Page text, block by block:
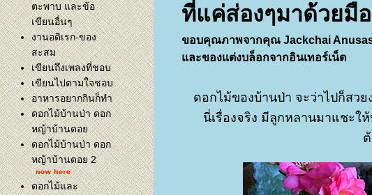
ตะพาบ และข้อ
เขียนอื่นๆ
งานอดิเรก-ของ
สะสม
เขียนถึงเพลงที่ชอบ
เขียนไปตามใจชอบ
อาหารอยากกินก็ทำ
ดอกไม้บ้านป่า ดอก
หญ้าบ้านดอ
ดอกไม้บ้านป่า ดอก
หญ้าบ้านดอย 2
ดอกไม้และ
ที่แค่ส่องๆมาด้วยมื
ขอบคุณภาพจากคุณ Jackchai
ละของแต่งบล็อกจากอินเทอร์เน็ต
ดอกไม้ของบ้านป่า จะว่าไปก็สว
นี่เรื่องจริง มีลูกหลานมาแชะใ